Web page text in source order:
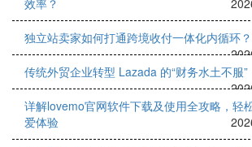
效率？
独立站卖家如何打通跨境收付一体化内循环？
传统外贸企业转型 Lazada 的“财务水土不服”
详解lovemo官网软件下载及使用全攻略，轻
爱体验